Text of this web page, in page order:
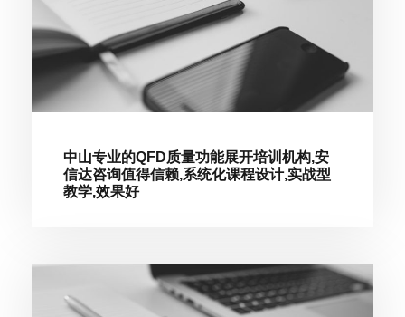
中山专业的QFD质量功能展开培训机构,安
信达咨询值得信赖,系统化课程设计,实战型
教学,效果好